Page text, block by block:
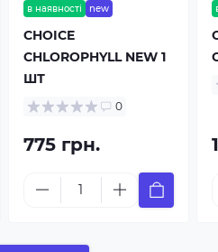
в наявності new
CHOICE
CHLOROPHYLL NEW 1
ШТ
0
775 грн.